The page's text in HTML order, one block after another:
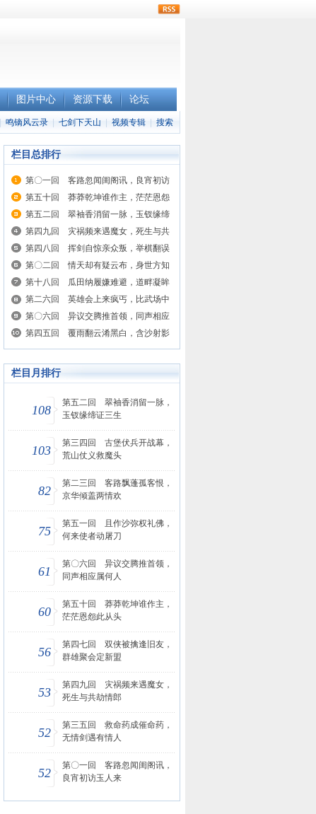
图片中心 资源下载 论坛
鸣镝风云录 七剑下天山 视频专辑 搜索
栏目总排行
第〇一回 客路忽闻闺阁讯，良宵初访
第五十回 莽莽乾坤谁作主，茫茫恩怨
第五二回 翠袖香消留一脉，玉钗缘缔
第四九回 灾祸频来遇魔女，死生与共
第四八回 挥剑自惊亲众叛，举棋翻误
第〇二回 情天却有疑云布，身世方知
第十八回 瓜田纳履嫌难避，道畔凝眸
第二六回 英雄会上来疯丐，比武场中
第〇六回 异议交腾推首领，同声相应
第四五回 覆雨翻云淆黑白，含沙射影
栏目月排行
108
第五二回 翠袖香消留一脉，
玉钗缘缔证三生
103
第三四回 古堡伏兵开战幕，
荒山仗义救魔头
82
第二三回 客路飘蓬孤客恨，
京华倾盖两情欢
75
第五一回 且作沙弥权礼佛，
何来使者动屠刀
61
第〇六回 异议交腾推首领，
同声相应属何人
60
第五十回 莽莽乾坤谁作主，
茫茫恩怨此从头
56
第四七回 双侠被擒逢旧友，
群雄聚会定新盟
53
第四九回 灾祸频来遇魔女，
死生与共劫情郎
52
第三五回 救命药成催命药，
无情剑遇有情人
52
第〇一回 客路忽闻闺阁讯，
良宵初访玉人来